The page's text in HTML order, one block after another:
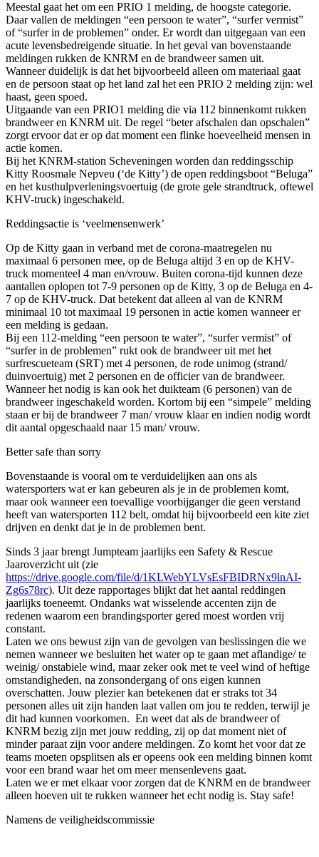
Meestal gaat het om een PRIO 1 melding, de hoogste categorie.
Daar vallen de meldingen “een persoon te water”, “surfer vermist”
of “surfer in de problemen” onder. Er wordt dan uitgegaan van een
acute levensbedreigende situatie. In het geval van bovenstaande
meldingen rukken de KNRM en de brandweer samen uit.
Wanneer duidelijk is dat het bijvoorbeeld alleen om materiaal gaat
en de persoon staat op het land zal het een PRIO 2 melding zijn: wel
haast, geen spoed.
Uitgaande van een PRIO1 melding die via 112 binnenkomt rukken
brandweer en KNRM uit. De regel “beter afschalen dan opschalen”
zorgt ervoor dat er op dat moment een flinke hoeveelheid mensen in
actie komen.
Bij het KNRM-station Scheveningen worden dan reddingsschip
Kitty Roosmale Nepveu (‘de Kitty’) de open reddingsboot “Beluga”
en het kusthulpverleningsvoertuig (de grote gele strandtruck, oftewel
KHV-truck) ingeschakeld.
Reddingsactie is ‘veelmensenwerk’
Op de Kitty gaan in verband met de corona-maatregelen nu
maximaal 6 personen mee, op de Beluga altijd 3 en op de KHV-
truck momenteel 4 man en/vrouw. Buiten corona-tijd kunnen deze
aantallen oplopen tot 7-9 personen op de Kitty, 3 op de Beluga en 4-
7 op de KHV-truck. Dat betekent dat alleen al van de KNRM
minimaal 10 tot maximaal 19 personen in actie komen wanneer er
een melding is gedaan.
Bij een 112-melding “een persoon te water”, “surfer vermist” of
“surfer in de problemen” rukt ook de brandweer uit met het
surfrescueteam (SRT) met 4 personen, de rode unimog (strand/
duinvoertuig) met 2 personen en de officier van de brandweer.
Wanneer het nodig is kan ook het duikteam (6 personen) van de
brandweer ingeschakeld worden. Kortom bij een “simpele” melding
staan er bij de brandweer 7 man/ vrouw klaar en indien nodig wordt
dit aantal opgeschaald naar 15 man/ vrouw.
Better safe than sorry
Bovenstaande is vooral om te verduidelijken aan ons als
watersporters wat er kan gebeuren als je in de problemen komt,
maar ook wanneer een toevallige voorbijganger die geen verstand
heeft van watersporten 112 belt, omdat hij bijvoorbeeld een kite ziet
drijven en denkt dat je in de problemen bent.
Sinds 3 jaar brengt Jumpteam jaarlijks een Safety & Rescue
Jaaroverzicht uit (zie
https://drive.google.com/file/d/1KLWebYLVsEsFBIDRNx9lnAI-
Zg6s78rc). Uit deze rapportages blijkt dat het aantal reddingen
jaarlijks toeneemt. Ondanks wat wisselende accenten zijn de
redenen waarom een brandingsporter gered moest worden vrij
constant.
Laten we ons bewust zijn van de gevolgen van beslissingen die we
nemen wanneer we besluiten het water op te gaan met aflandige/ te
weinig/ onstabiele wind, maar zeker ook met te veel wind of heftige
omstandigheden, na zonsondergang of ons eigen kunnen
overschatten. Jouw plezier kan betekenen dat er straks tot 34
personen alles uit zijn handen laat vallen om jou te redden, terwijl je
dit had kunnen voorkomen. En weet dat als de brandweer of
KNRM bezig zijn met jouw redding, zij op dat moment niet of
minder paraat zijn voor andere meldingen. Zo komt het voor dat ze
teams moeten opsplitsen als er opeens ook een melding binnen komt
voor een brand waar het om meer mensenlevens gaat.
Laten we er met elkaar voor zorgen dat de KNRM en de brandweer
alleen hoeven uit te rukken wanneer het echt nodig is. Stay safe!
Namens de veiligheidscommissie